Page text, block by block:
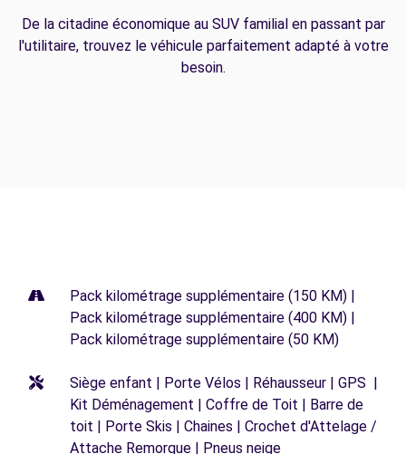
De la citadine économique au SUV familial en passant par
l'utilitaire, trouvez le véhicule parfaitement adapté à votre
besoin.
Pack kilométrage supplémentaire (150 KM) |
Pack kilométrage supplémentaire (400 KM) |
Pack kilométrage supplémentaire (50 KM)
Siège enfant | Porte Vélos | Réhausseur | GPS |
Kit Déménagement | Coffre de Toit | Barre de
toit | Porte Skis | Chaines | Crochet d'Attelage /
Attache Remorque | Pneus neige